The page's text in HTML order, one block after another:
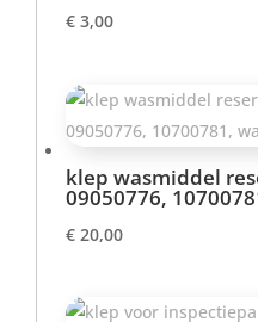
€ 3,00
klep wasmiddel
09050776,
€ 20,00